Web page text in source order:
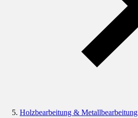
Holzbearbeitung & Metallbearbeitung